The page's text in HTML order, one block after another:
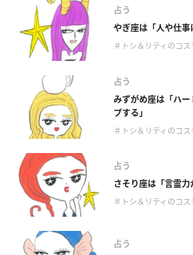
占う
やぎ座は「人や仕事
＃トシ＆リティのコス
占う
みずがめ座は「ハ
プする」
＃トシ＆リティのコス
占う
さそり座は「言霊力
＃トシ＆リティのコス
占う